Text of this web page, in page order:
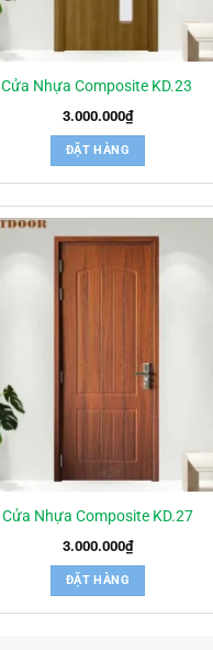
Cửa Nhựa Composite KD.23
3.000.000₫
ĐẶT HÀNG
Cửa Nhựa Composite KD.27
3.000.000₫
ĐẶT HÀNG